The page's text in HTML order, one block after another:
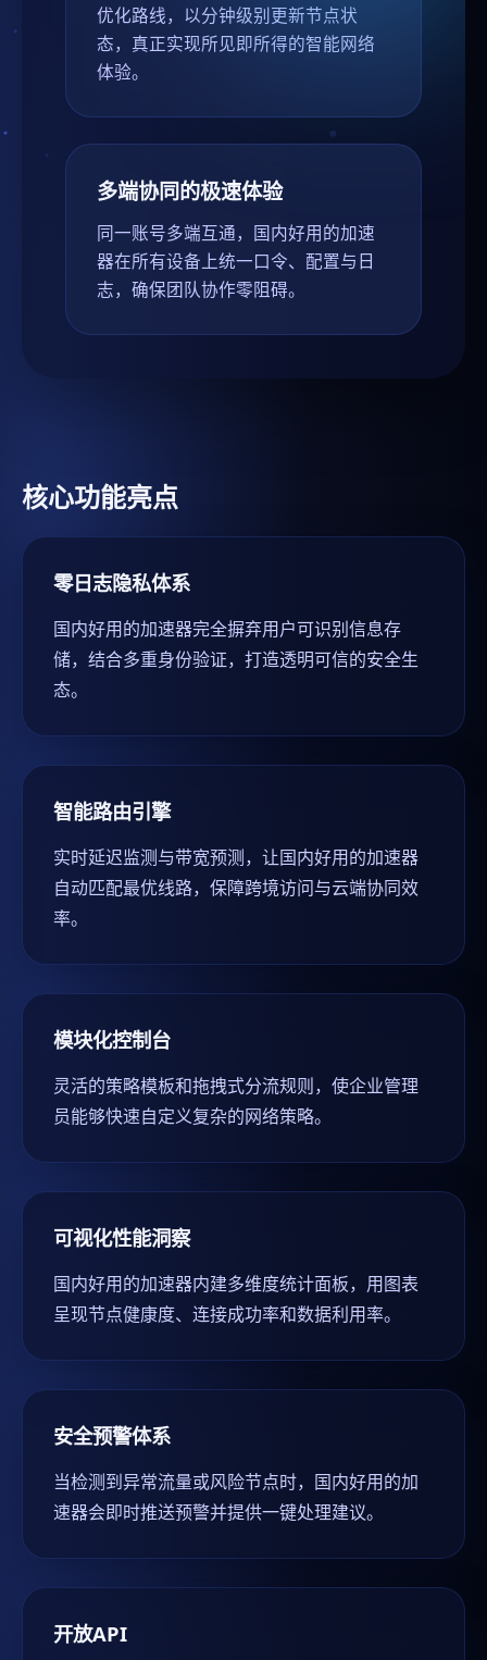
优化路线，以分钟级别更新节点状
态，真正实现所见即所得的智能网络
体验。
多端协同的极速体验
同一账号多端互通，国内好用的加速
器在所有设备上统一口令、配置与日
志，确保团队协作零阻碍。
核心功能亮点
零日志隐私体系
国内好用的加速器完全摒弃用户可识别信息存
储，结合多重身份验证，打造透明可信的安全生
态。
智能路由引擎
实时延迟监测与带宽预测，让国内好用的加速器
自动匹配最优线路，保障跨境访问与云端协同效
率。
模块化控制台
灵活的策略模板和拖拽式分流规则，使企业管理
员能够快速自定义复杂的网络策略。
可视化性能洞察
国内好用的加速器内建多维度统计面板，用图表
呈现节点健康度、连接成功率和数据利用率。
安全预警体系
当检测到异常流量或风险节点时，国内好用的加
速器会即时推送预警并提供一键处理建议。
开放API